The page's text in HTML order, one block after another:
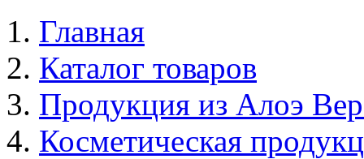
Главная
Каталог товаров
Продукция из Алоэ
Косметическая